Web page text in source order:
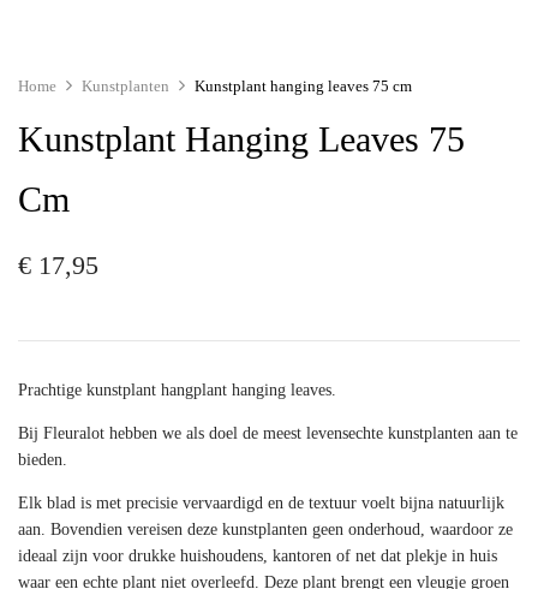
Home Kunstplanten Kunstplant hanging leaves 75 cm
Kunstplant Hanging Leaves 75
Cm
€ 17,95
Prachtige kunstplant hangplant hanging leaves.
Bij Fleuralot hebben we als doel de meest levensechte kunstplanten aan te
bieden.
Elk blad is met precisie vervaardigd en de textuur voelt bijna natuurlijk
aan. Bovendien vereisen deze kunstplanten geen onderhoud, waardoor ze
ideaal zijn voor drukke huishoudens, kantoren of net dat plekje in huis
waar een echte plant niet overleefd. Deze plant brengt een vleugje groen